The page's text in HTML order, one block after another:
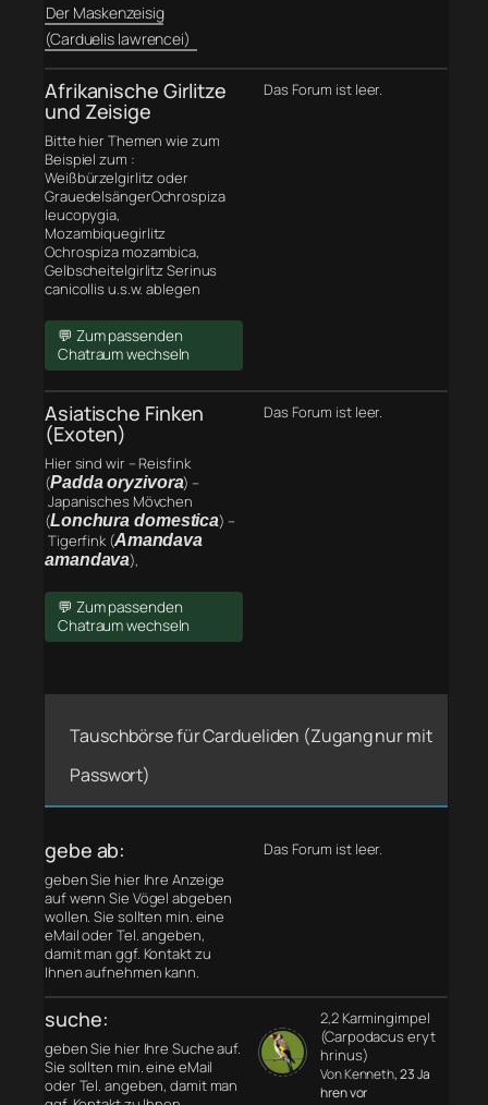
Der Maskenzeisig
(Carduelis lawrencei)
Afrikanische Girlitze
und Zeisige
Bitte hier Themen wie zum
Beispiel zum :
Weißbürzelgirlitz oder
GrauedelsängerOchrospiza
leucopygia,
Mozambiquegirlitz
Ochrospiza mozambica,
Gelbscheitelgirlitz Serinus
canicollis u.s.w. ablegen
💬 Zum passenden
Chatraum wechseln
Das Forum ist leer.
Asiatische Finken
(Exoten)
Hier sind wir – Reisfink
(Padda oryzivora) –
Japanisches Mövchen
(Lonchura domestica) –
Tigerfink (Amandava
amandava),
💬 Zum passenden
Chatraum wechseln
Das Forum ist leer.
Tauschbörse für Cardueliden (Zugang nur mit
Passwort)
gebe ab:
geben Sie hier Ihre Anzeige
auf wenn Sie Vögel abgeben
wollen. Sie sollten min. eine
eMail oder Tel. angeben,
damit man ggf. Kontakt zu
Ihnen aufnehmen kann.
Das Forum ist leer.
suche:
geben Sie hier Ihre Suche auf.
Sie sollten min. eine eMail
oder Tel. angeben, damit man
2,2 Karmingimpel
(Carpodacus eryt
hrinus)
Von Kenneth, 23 Ja
hren vor